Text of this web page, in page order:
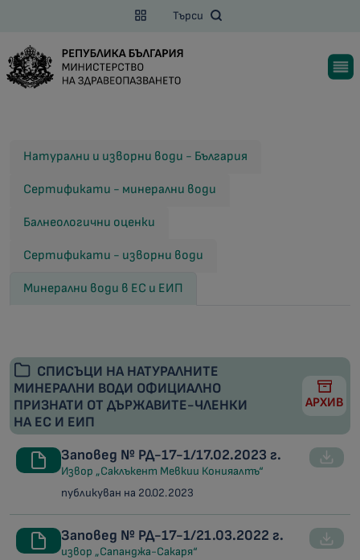
Търси
Натурални и изворни води - България
Сертификати - минерални води
Балнеологични оценки
Сертификати - изворни води
Минерални води в ЕС и ЕИП
СПИСЪЦИ НА НАТУРАЛНИТЕ
МИНЕРАЛНИ ВОДИ ОФИЦИАЛНО
ПРИЗНАТИ ОТ ДЪРЖАВИТЕ-ЧЛЕНКИ
НА ЕС И ЕИП
АРХИВ
Заповед № РД-17-1/17.02.2023 г.
Извор „Саклъкент Мевкии Конияалтъ“
публикуван на 20.02.2023
Заповед № РД-17-1/21.03.2022 г.
извор „Сапанджа-Сакаря“